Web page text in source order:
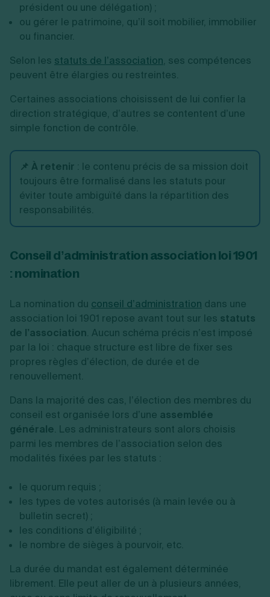
président ou une délégation) ;
ou gérer le patrimoine, qu’il soit mobilier, immobilier
ou financier.
Selon les statuts de l’association, ses compétences
peuvent être élargies ou restreintes.
Certaines associations choisissent de lui confier la
direction stratégique, d’autres se contentent d’une
simple fonction de contrôle.
📌 À retenir : le contenu précis de sa mission doit
toujours être formalisé dans les statuts pour
éviter toute ambiguïté dans la répartition des
responsabilités.
Conseil d’administration association loi 1901
: nomination
La nomination du conseil d’administration dans une
association loi 1901 repose avant tout sur les statuts
de l’association. Aucun schéma précis n’est imposé
par la loi : chaque structure est libre de fixer ses
propres règles d’élection, de durée et de
renouvellement.
Dans la majorité des cas, l’élection des membres du
conseil est organisée lors d’une assemblée
générale. Les administrateurs sont alors choisis
parmi les membres de l’association selon des
modalités fixées par les statuts :
le quorum requis ;
les types de votes autorisés (à main levée ou à
bulletin secret) ;
les conditions d’éligibilité ;
le nombre de sièges à pourvoir, etc.
La durée du mandat est également déterminée
librement. Elle peut aller de un à plusieurs années,